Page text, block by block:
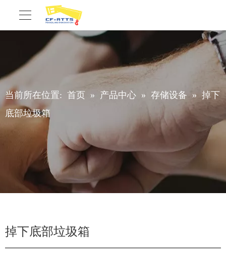
当前所在位置: 首页 » 产品中心 » 存储设备 » 掉下
底部垃圾箱
掉下底部垃圾箱